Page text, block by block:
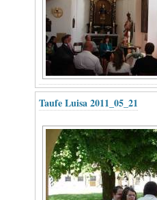
Taufe Luisa 2011_05_21